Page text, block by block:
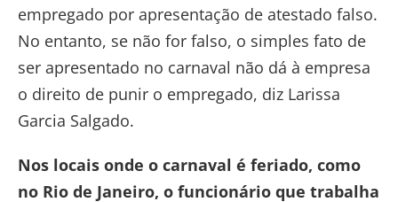
empregado por apresentação de atestado falso.
No entanto, se não for falso, o simples fato de
ser apresentado no carnaval não dá à empresa
o direito de punir o empregado, diz Larissa
Garcia Salgado.
Nos locais onde o carnaval é feriado, como
no Rio de Janeiro, o funcionário que trabalha